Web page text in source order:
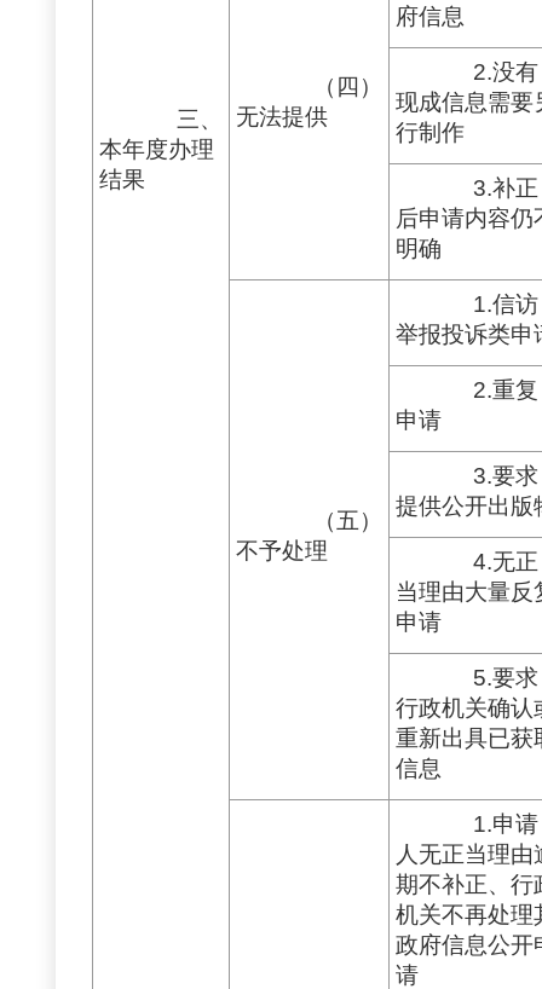
三、
本年度办理
结果
（四）
无法提供
府信息
2.没有
现成信息需要
行制作
3.补正
后申请内容仍
明确
（五）
不予处理
1.信访
举报投诉类申
2.重复
申请
3.要求
提供公开出版
4.无正
当理由大量反
申请
5.要求
行政机关确认
重新出具已获
信息
1.申请
人无正当理由
期不补正、行
机关不再处理
政府信息公开
请